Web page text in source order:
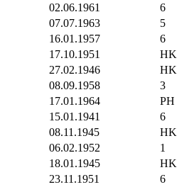
02.06.1961
6
07.07.1963
5
16.01.1957
6
17.10.1951
HK
27.02.1946
HK
08.09.1958
3
17.01.1964
PH
15.01.1941
6
08.11.1945
HK
06.02.1952
1
18.01.1945
HK
23.11.1951
6